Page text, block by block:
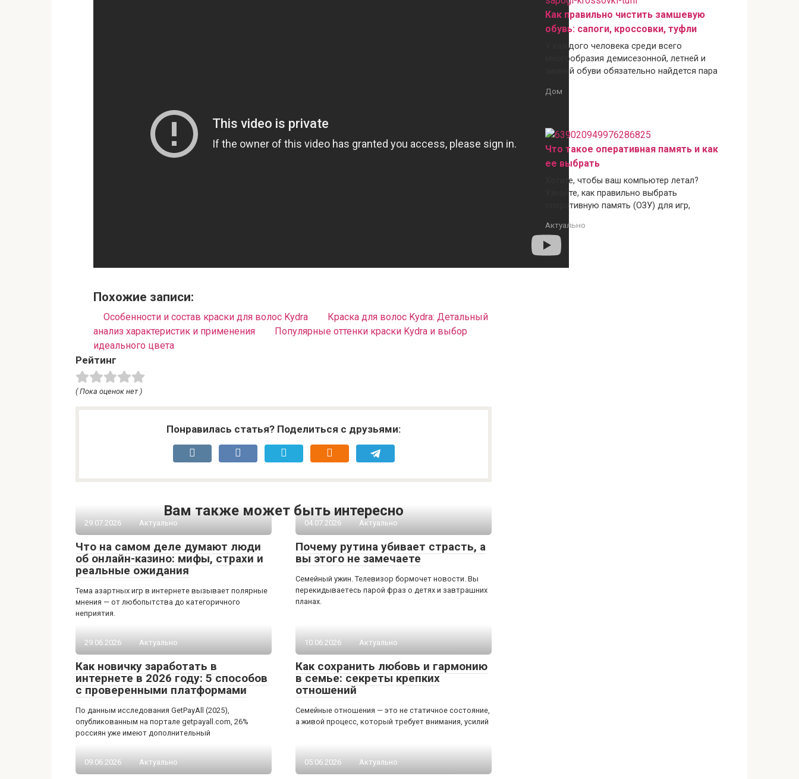
Похожие записи:
Особенности и состав краски для волос Kydra
Краска для волос Kydra: Детальный
анализ характеристик и применения
Популярные оттенки краски Kydra и выбор
идеального цвета
Рейтинг
( Пока оценок нет )
Понравилась статья? Поделиться с друзьями:
Вам также может быть интересно
29.07.2026 Актуально
Что на самом деле думают люди
об онлайн-казино: мифы, страхи и
реальные ожидания
Тема азартных игр в интернете вызывает полярные
мнения — от любопытства до категоричного
неприятия.
04.07.2026 Актуально
Почему рутина убивает страсть, а
вы этого не замечаете
Семейный ужин. Телевизор бормочет новости. Вы
перекидываетесь парой фраз о детях и завтрашних
планах.
29.06.2026 Актуально
Как новичку заработать в
интернете в 2026 году: 5 способов
с проверенными платформами
По данным исследования GetPayAll (2025),
опубликованным на портале getpayall.com, 26%
россиян уже имеют дополнительный
10.06.2026 Актуально
Как сохранить любовь и гармонию
в семье: секреты крепких
отношений
Семейные отношения — это не статичное состояние,
а живой процесс, который требует внимания, усилий
09.06.2026 Актуально 05.06.2026 Актуально
Как правильно чистить замшевую
обувь: сапоги, кроссовки, туфли
У каждого человека среди всего
многообразия демисезонной, летней и
зимней обуви обязательно найдется пара
Дом
Что такое оперативная память и как
ее выбрать
Хотите, чтобы ваш компьютер летал?
Узнайте, как правильно выбрать
оперативную память (ОЗУ) для игр,
Актуально